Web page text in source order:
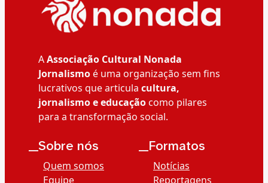
AAssociação Cultural Nonada
Jornalismoé uma organização sem fins
lucrativos que articula cultura,
jornalismo e educaçãocomo pilares
para a transformação social.
__Sobre nós
Quem somos
Equipe
__Formatos
Notícias
Reportagens